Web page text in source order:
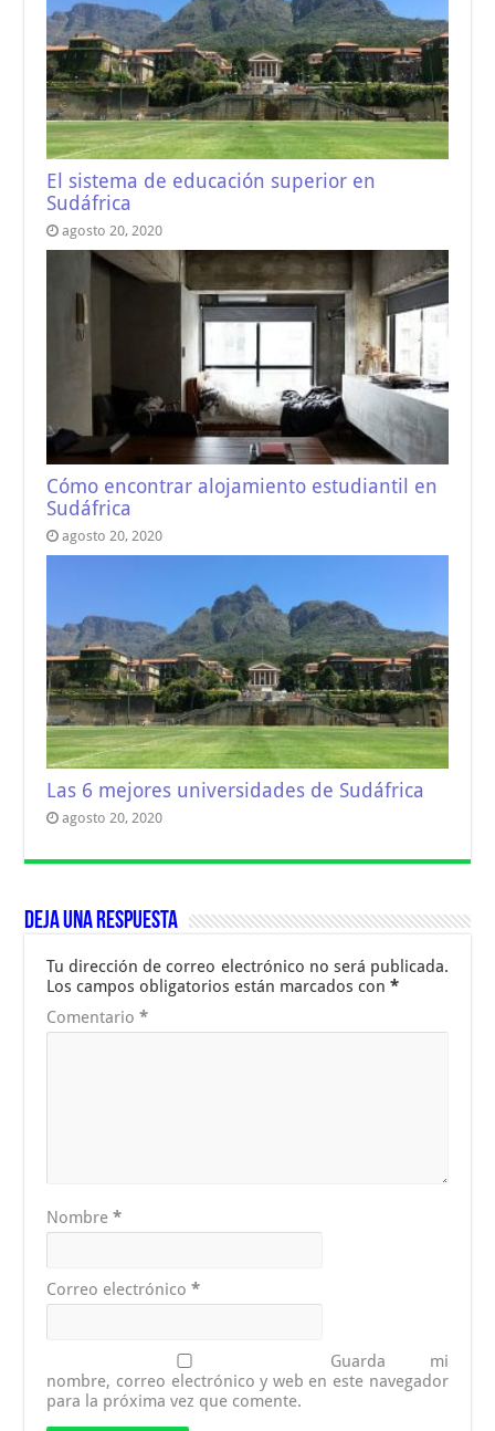
El sistema de educación superior en
Sudáfrica
agosto 20, 2020
Cómo encontrar alojamiento estudiantil en
Sudáfrica
agosto 20, 2020
Las 6 mejores universidades de Sudáfrica
agosto 20, 2020
Deja una respuesta
Tu dirección de correo electrónico no será publicada.
Los campos obligatorios están marcados con*
Comentario*
Nombre*
Correo electrónico*
Guarda mi
nombre, correo electrónico y web en este navegador
para la próxima vez que comente.